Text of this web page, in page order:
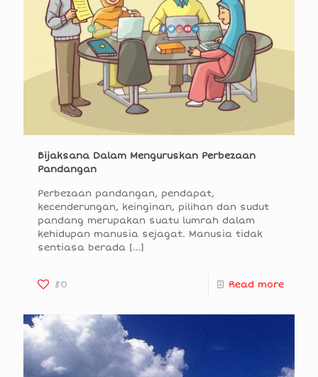
Bijaksana Dalam Menguruskan Perbezaan
Pandangan
Perbezaan pandangan, pendapat,
kecenderungan, keinginan, pilihan dan sudut
pandang merupakan suatu lumrah dalam
kehidupan manusia sejagat. Manusia tidak
sentiasa berada […]
80 Read more